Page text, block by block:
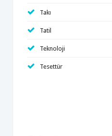
Takı
Tatil
Teknoloji
Tesettür